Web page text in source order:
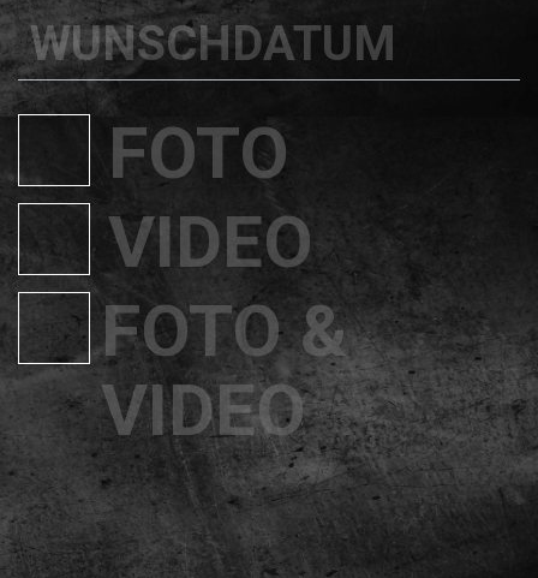
WUNSCHDATUM
FOTO
VIDEO
FOTO &
VIDEO